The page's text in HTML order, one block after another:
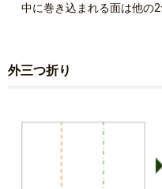
中に巻き込まれる面は他の
外三つ折り